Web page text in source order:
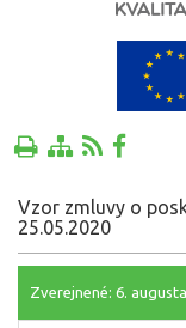
Vzor zmluvy o
25.05.2020
Zverejnené: 6.